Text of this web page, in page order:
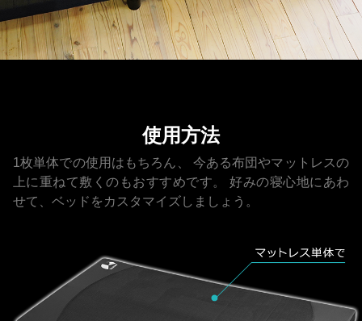
使用方法
1枚単体での使用はもちろん、
今ある布団やマットレスの
上に重ねて敷くのもおすすめです。
好みの寝心地にあわ
せて、ベッドをカスタマイズしましょう。